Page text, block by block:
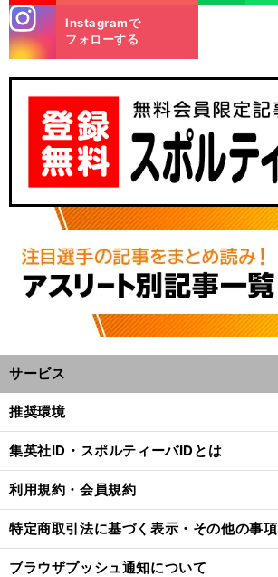
m
Instagramで
フォローする
サービス
推奨環境
集英社ID・スポルティーバIDとは
利用規約・会員規約
特定商取引法に基づく表示・その他の事項
ブラウザプッシュ通知について